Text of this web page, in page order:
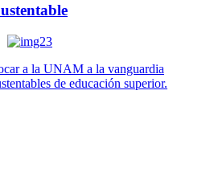
a la UNAM a la vanguardia
de educación superior.